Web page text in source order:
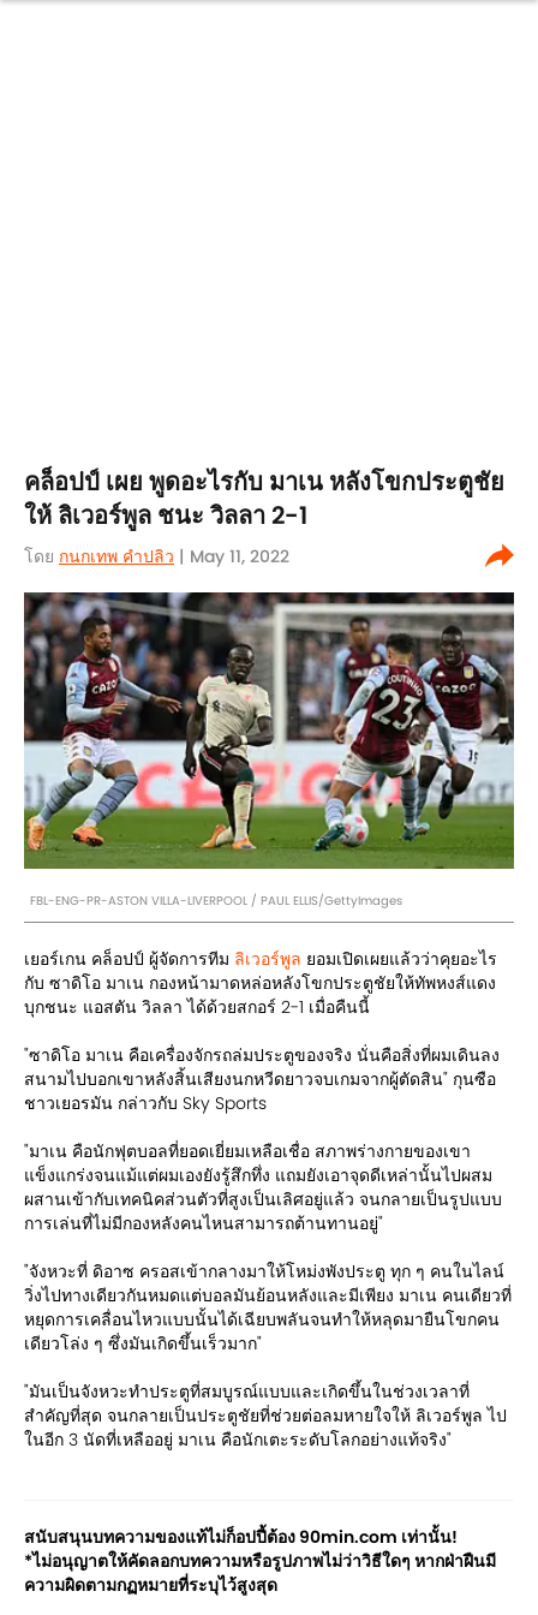
คล็อปป์ เผย พูดอะไรกับ มาเน หลังโขกประตูชัย
ให้ ลิเวอร์พูล ชนะ วิลลา 2-1
โดย กนกเทพ คำปลิว | May 11, 2022
FBL-ENG-PR-ASTON VILLA-LIVERPOOL / PAUL ELLIS/GettyImages
เยอร์เกน คล็อปป์ ผู้จัดการทีม ลิเวอร์พูล ยอมเปิดเผยแล้วว่าคุยอะไร
กับ ซาดิโอ มาเน กองหน้ามาดหล่อหลังโขกประตูชัยให้ทัพหงส์แดง
บุกชนะ แอสตัน วิลลา ได้ด้วยสกอร์ 2-1 เมื่อคืนนี้
"ซาดิโอ มาเน คือเครื่องจักรถล่มประตูของจริง นั่นคือสิ่งที่ผมเดินลง
สนามไปบอกเขาหลังสิ้นเสียงนกหวีดยาวจบเกมจากผู้ตัดสิน" กุนซือ
ชาวเยอรมัน กล่าวกับ Sky Sports
"มาเน คือนักฟุตบอลที่ยอดเยี่ยมเหลือเชื่อ สภาพร่างกายของเขา
แข็งแกร่งจนแม้แต่ผมเองยังรู้สึกทึ่ง แถมยังเอาจุดดีเหล่านั้นไปผสม
ผสานเข้ากับเทคนิคส่วนตัวที่สูงเป็นเลิศอยู่แล้ว จนกลายเป็นรูปแบบ
การเล่นที่ไม่มีกองหลังคนไหนสามารถต้านทานอยู่"
"จังหวะที่ ดิอาซ ครอสเข้ากลางมาให้โหม่งพังประตู ทุก ๆ คนในไลน์
วิ่งไปทางเดียวกันหมดแต่บอลมันย้อนหลังและมีเพียง มาเน คนเดียวที่
หยุดการเคลื่อนไหวแบบนั้นได้เฉียบพลันจนทำให้หลุดมายืนโขกคน
เดียวโล่ง ๆ ซึ่งมันเกิดขึ้นเร็วมาก"
"มันเป็นจังหวะทำประตูที่สมบูรณ์แบบและเกิดขึ้นในช่วงเวลาที่
สำคัญที่สุด จนกลายเป็นประตูชัยที่ช่วยต่อลมหายใจให้ ลิเวอร์พูล ไป
ในอีก 3 นัดที่เหลืออยู่ มาเน คือนักเตะระดับโลกอย่างแท้จริง"
สนับสนุนบทความของแท้ไม่ก็อปปี้ต้อง 90min.com เท่านั้น!
*ไม่อนุญาตให้คัดลอกบทความหรือรูปภาพไม่ว่าวิธีใดๆ หากฝ่าฝืนมี
ความผิดตามกฏหมายที่ระบุไว้สูงสุด